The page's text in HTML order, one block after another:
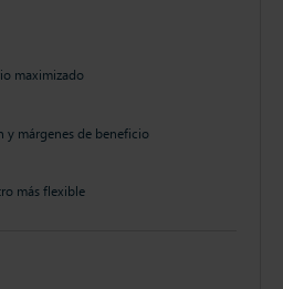
maximizado
y márgenes de beneficio
más flexible